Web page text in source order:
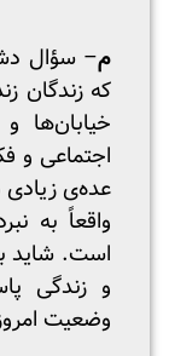
م– سؤال
که زندگان
خیابان‌ها
اجتماعی و
عده‌ی زیادی
واقعاً به
است. شاید
و زندگی
وضعیت